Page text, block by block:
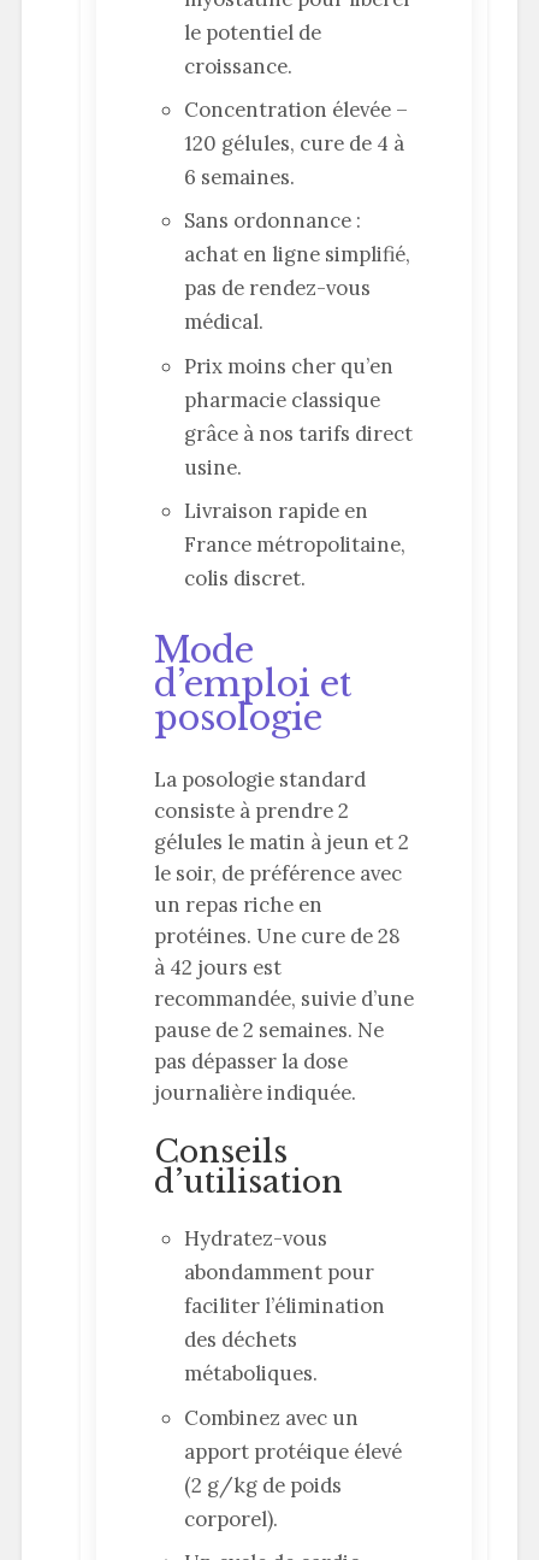
le potentiel de
croissance.
Concentration élevée –
120 gélules, cure de 4 à
6 semaines.
Sans ordonnance :
achat en ligne simplifié,
pas de rendez-vous
médical.
Prix moins cher qu’en
pharmacie classique
grâce à nos tarifs direct
usine.
Livraison rapide en
France métropolitaine,
colis discret.
Mode
d’emploi et
posologie
La posologie standard
consiste à prendre 2
gélules le matin à jeun et 2
le soir, de préférence avec
un repas riche en
protéines. Une cure de 28
à 42 jours est
recommandée, suivie d’une
pause de 2 semaines. Ne
pas dépasser la dose
journalière indiquée.
Conseils
d’utilisation
Hydratez-vous
abondamment pour
faciliter l’élimination
des déchets
métaboliques.
Combinez avec un
apport protéique élevé
(2 g/kg de poids
corporel).